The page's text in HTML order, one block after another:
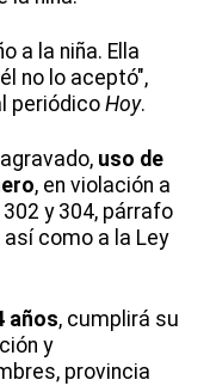
a la niña. Ella
no lo aceptó",
periódico Hoy.
uso de
, en violación a
y 304, párrafo
así como a la Ley
años, cumplirá su
y
provincia